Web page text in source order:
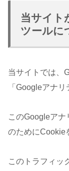
当サイト
ツールに
当サイトでは、
「Googleアナ
このGoogleア
のためにCookie
このトラフィッ